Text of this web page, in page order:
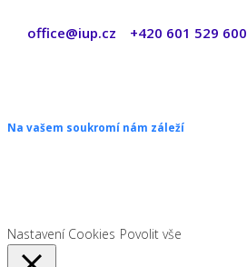
office@iup.cz +420 601 529 600
Na vašem soukromí nám záleží
Nastavení Cookies Povolit vše